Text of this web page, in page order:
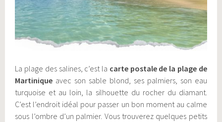
La plage des salines, c’est la carte postale de la plage de
Martinique avec son sable blond, ses palmiers, son eau
turquoise et au loin, la silhouette du rocher du diamant.
C’est l’endroit idéal pour passer un bon moment au calme
sous l’ombre d’un palmier. Vous trouverez quelques petits